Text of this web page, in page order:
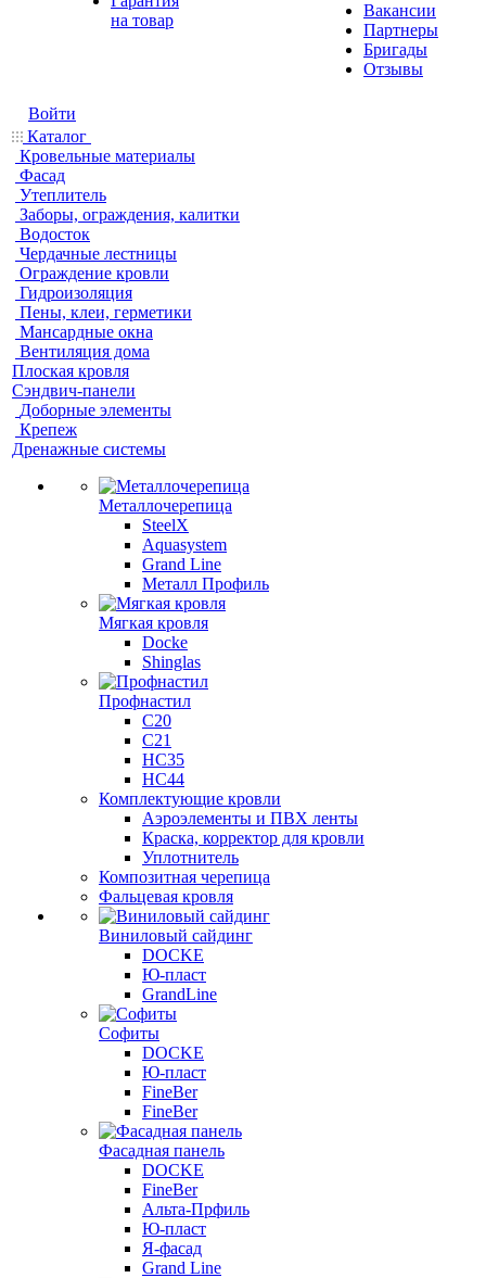
на товар
Вакансии
Партнеры
Бригады
Отзывы
Войти
Каталог
Кровельные материалы
Фасад
Утеплитель
Заборы, ограждения, калитки
Водосток
Чердачные лестницы
Ограждение кровли
Гидроизоляция
Пены, клеи, герметики
Мансардные окна
Вентиляция дома
Плоская кровля
Сэндвич-панели
Доборные элементы
Крепеж
Дренажные системы
Металлочерепица
SteelX
Aquasystem
Grand Line
Металл Профиль
Мягкая кровля
Docke
Shinglas
Профнастил
C20
C21
НС35
НС44
Комплектующие кровли
Аэроэлементы и ПВХ ленты
Краска, корректор для кровли
Уплотнитель
Композитная черепица
Фальцевая кровля
Виниловый сайдинг
DOCKE
Ю-пласт
GrandLine
Софиты
DOCKE
Ю-пласт
FineBer
FineBer
Фасадная панель
DOCKE
FineBer
Альта-Прфиль
Ю-пласт
Я-фасад
Grand Line